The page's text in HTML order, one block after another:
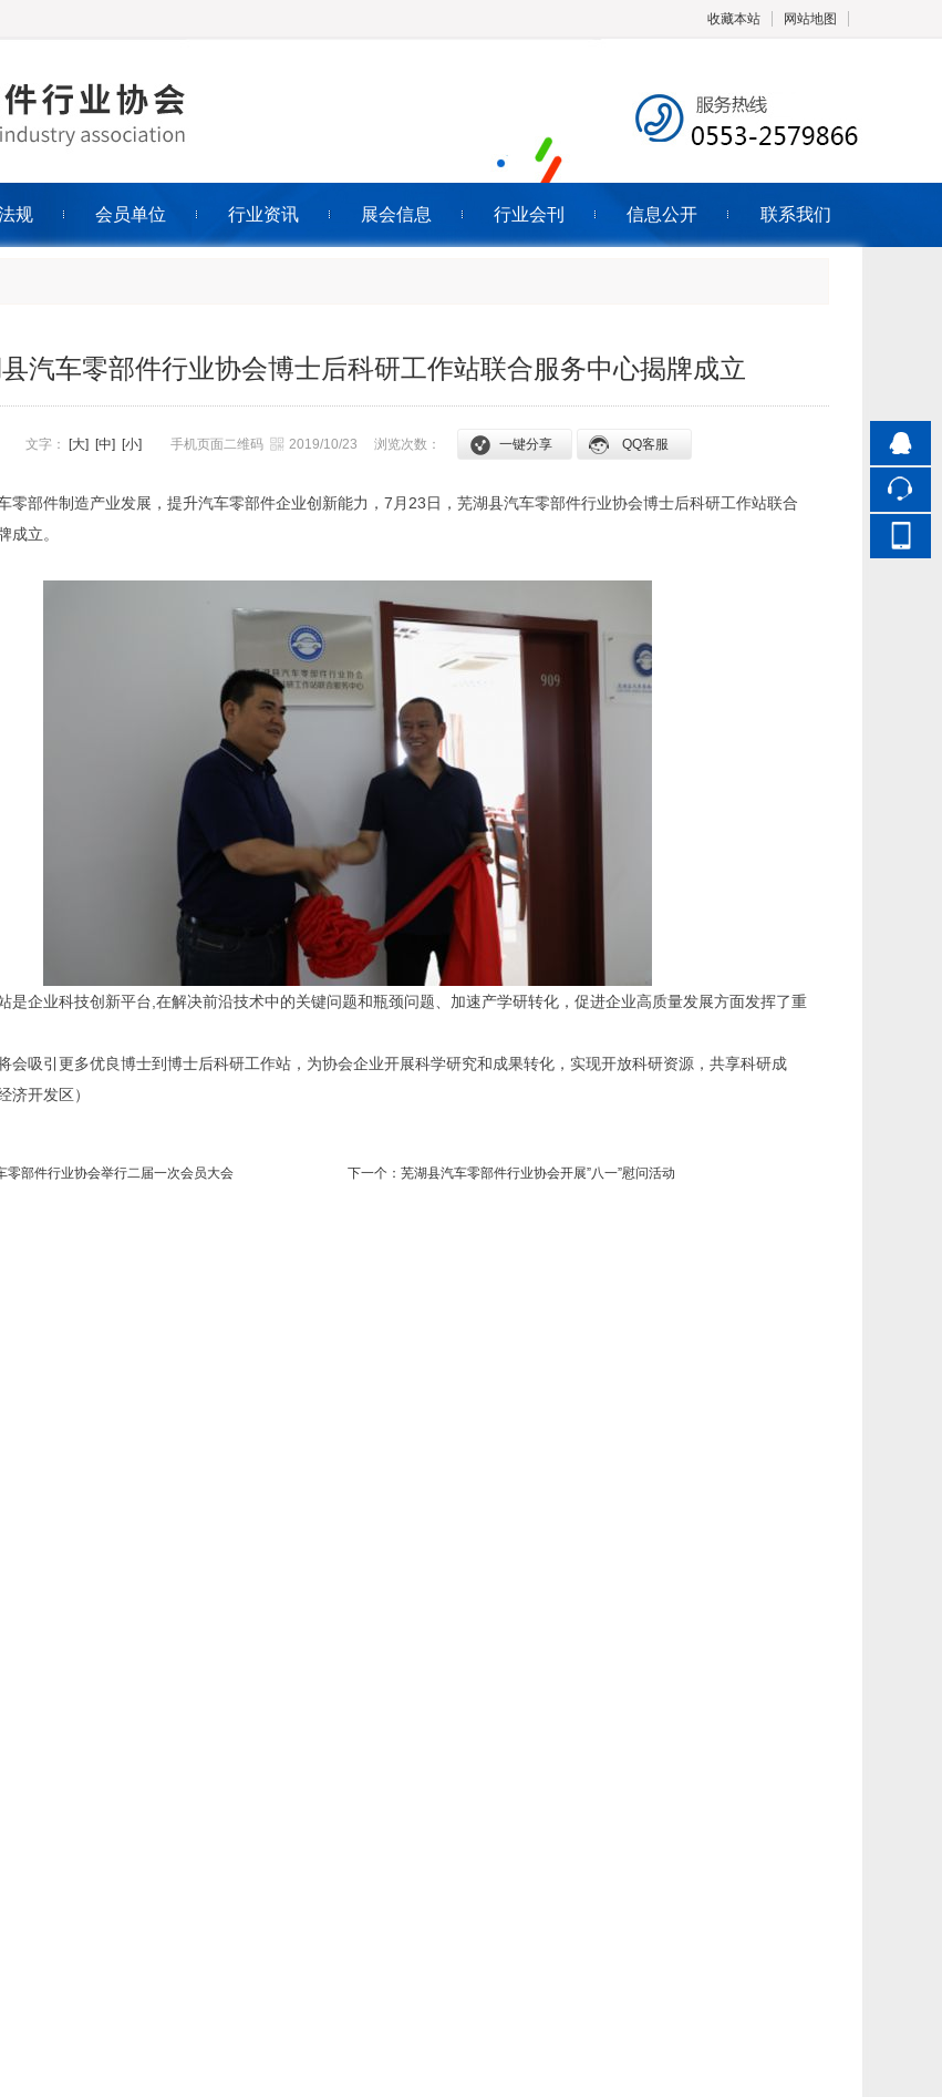
收藏本站 网站地图
规 会员单位 行业资讯 展会信息 行业会刊 信息公开 联系我们
汽车零部件行业协会博士后科研工作站联合服务中心揭牌成立
文字： [大] [中] [小] 手机页面二维码 2019/10/23 浏览次数： 一键分享 QQ客服
零部件制造产业发展，提升汽车零部件企业创新能力，7月23日，芜湖县汽车零部件行业协会博士后科研工作站联合
成立。
是企业科技创新平台,在解决前沿技术中的关键问题和瓶颈问题、加速产学研转化，促进企业高质量发展方面发挥了重
会吸引更多优良博士到博士后科研工作站，为协会企业开展科学研究和成果转化，实现开放科研资源，共享科研成
济开发区）
零部件行业协会举行二届一次会员大会 下一个： 芜湖县汽车零部件行业协会开展”八一”慰问活动